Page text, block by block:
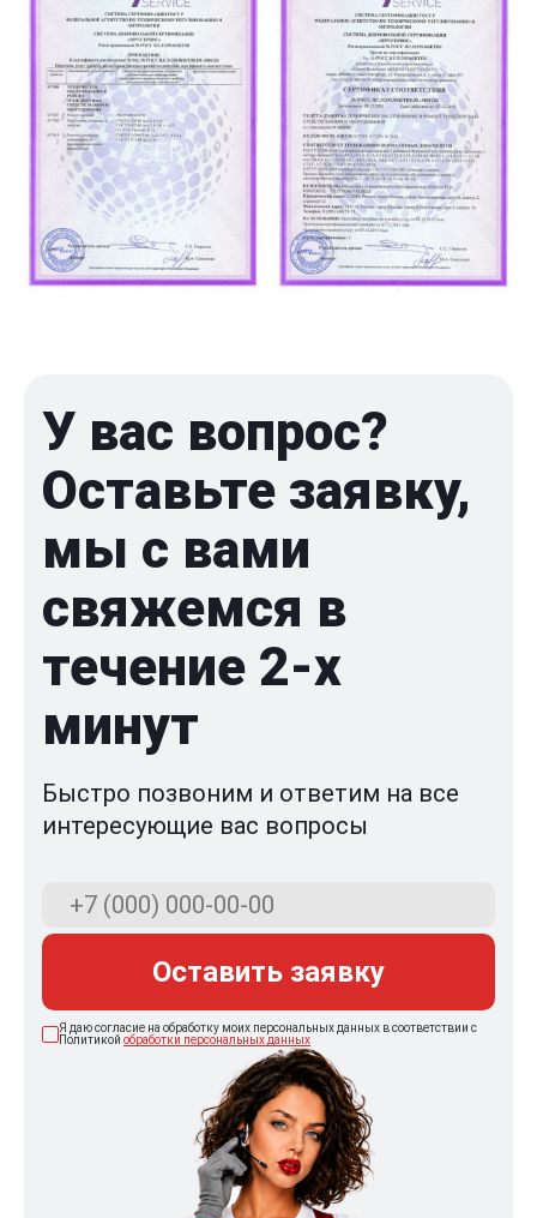
У вас вопрос?
Оставьте заявку,
мы с вами
свяжемся в
течение 2-x
минут
Быстро позвоним и ответим на все
интересующие вас вопросы
Оставить заявку
Я даю согласие на обработку моих персональных данных в соответствии с
Политикой обработки персональных данных